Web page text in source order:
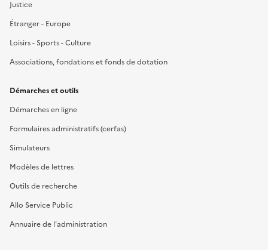
Justice
Étranger - Europe
Loisirs - Sports - Culture
Associations, fondations et fonds de dotation
Démarches et outils
Démarches en ligne
Formulaires administratifs (cerfas)
Simulateurs
Modèles de lettres
Outils de recherche
Allo Service Public
Annuaire de l'administration